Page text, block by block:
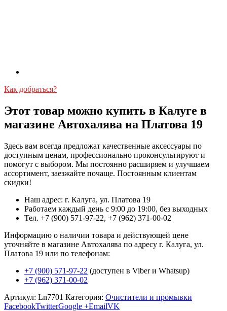
Как добраться?
Этот товар можно купить в Калуге в
магазине Автохалява на Платова 19
Здесь вам всегда предложат качественные аксессуары по
доступным ценам, профессионально проконсультируют и
помогут с выбором. Мы постоянно расширяем и улучшаем
ассортимент, заезжайте почаще. Постоянным клиентам
скидки!
Наш адрес: г. Калуга, ул. Платова 19
Работаем каждый день с 9:00 до 19:00, без выходных
Тел. +7 (900) 571-97-22, +7 (962) 371-00-02
Информацию о наличии товара и действующей цене
уточняйте в магазине Автохалява по адресу г. Калуга, ул.
Платова 19 или по телефонам:
+7 (900) 571-97-22 (доступен в Viber и Whatsup)
+7 (962) 371-00-02
Артикул: Ln7701 Категория: Очистители и промывки
FacebookTwitterGoogle +EmailVK